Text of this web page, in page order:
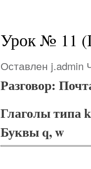
Урок № 11
Оставлен j.admin
Разговор:
Глаголы типа
Буквы q, w